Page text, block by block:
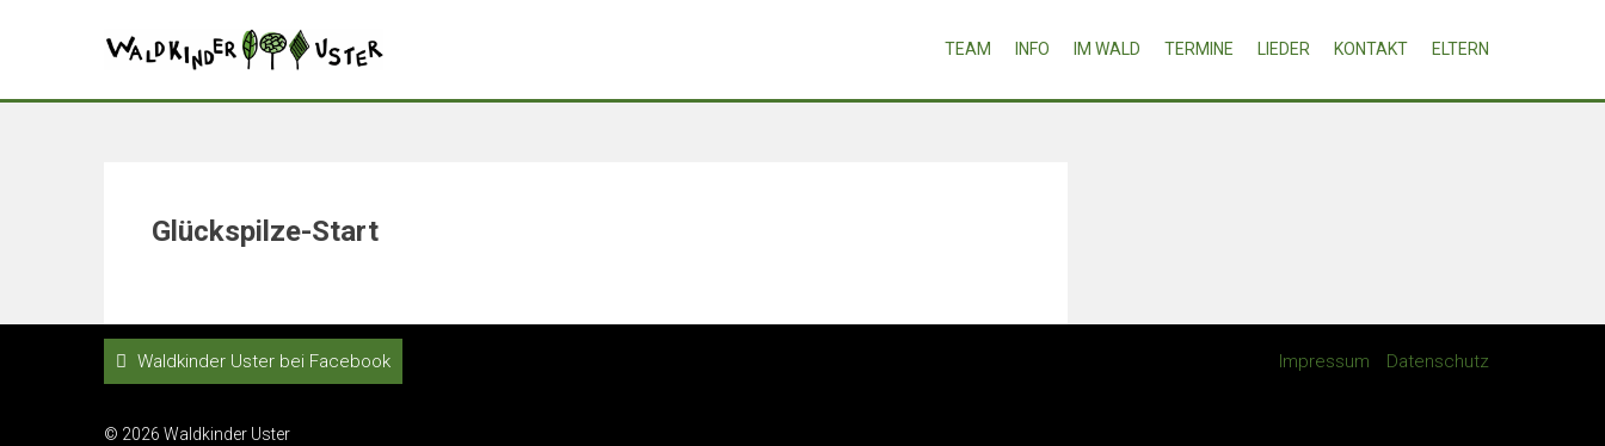
TEAM INFO IM WALD TERMINE LIEDER KONTAKT ELTERN
Glückspilze-Start
Waldkinder Uster bei Facebook Impressum Datenschutz
© 2026 Waldkinder Uster